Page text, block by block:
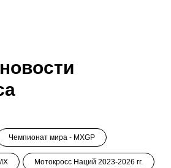
Чемпионат мира - MXGP
Мотокросс Наций 2023-2026 гг.